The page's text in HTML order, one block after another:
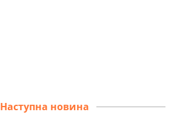
Наступна новина